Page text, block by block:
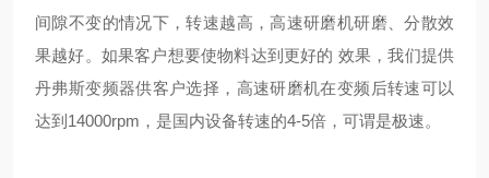
间隙不变的情况下，转速越高，高速研磨机研磨、分散效
果越好。如果客户想要使物料达到更好的 效果，我们提供
丹弗斯变频器供客户选择，高速研磨机在变频后转速可以
达到14000rpm，是国内设备转速的4-5倍，可谓是极速。